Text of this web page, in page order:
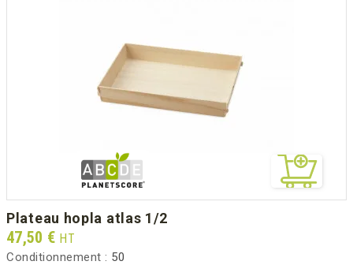
plateau hopla atlas 1/2
Prix
47,50 € HT
Conditionnement : 50